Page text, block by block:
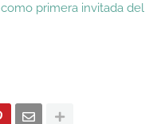
como primera invitada del